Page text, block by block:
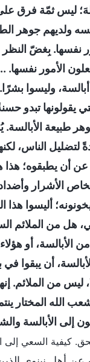
ليس ثمّة فرق
ولديهم جوهر
نفسها. بِغضّ النظر
الأمور نفسها.
وليسوا
يقولونها تبدو
طبيعة الأبالسة.
لتضليل الناس،
عن أن يطبقوه؛ هذا
الأشرار
أليسوا هذا
هل من الملائم
الأبالسة، أو
أن يبقوا في
ليس من الملائم.
الله المختار
إلى الأبالسة